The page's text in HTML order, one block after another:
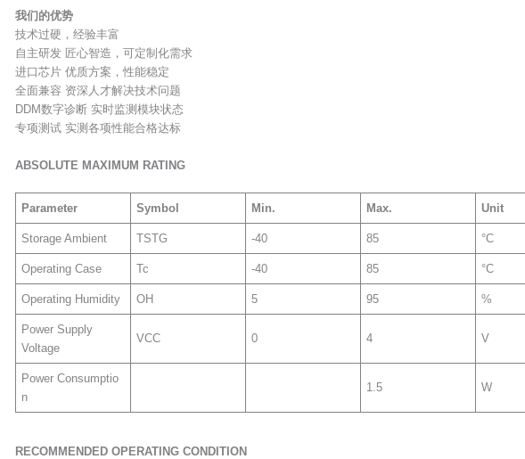
我们的优势
技术过硬，经验丰富
自主研发 匠心智造，可定制化需求
进口芯片 优质方案，性能稳定
全面兼容 资深人才解决技术问题
DDM数字诊断 实时监测模块状态
专项测试 实测各项性能合格达标
ABSOLUTE MAXIMUM RATING
Parameter Symbol Min. Max. Unit
Storage Ambient TSTG -40 85 °C
Operating Case Tc -40 85 °C
Operating Humidity OH 5 95 %
Power Supply
Voltage
VCC 0 4 V
Power Consumptio
n
1.5 W
RECOMMENDED OPERATING CONDITION